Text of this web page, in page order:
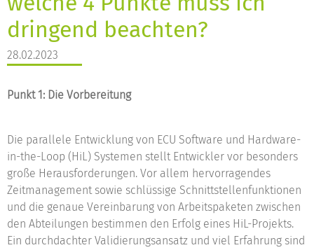
dringend beachten?
28.02.2023
Punkt 1: Die Vorbereitung
Die parallele Entwicklung von ECU Software und Hardware-
in-the-Loop (HiL) Systemen stellt Entwickler vor besonders
große Herausforderungen. Vor allem hervorragendes
Zeitmanagement sowie schlüssige Schnittstellenfunktionen
und die genaue Vereinbarung von Arbeitspaketen zwischen
den Abteilungen bestimmen den Erfolg eines HiL-Projekts.
Ein durchdachter Validierungsansatz und viel Erfahrung sind